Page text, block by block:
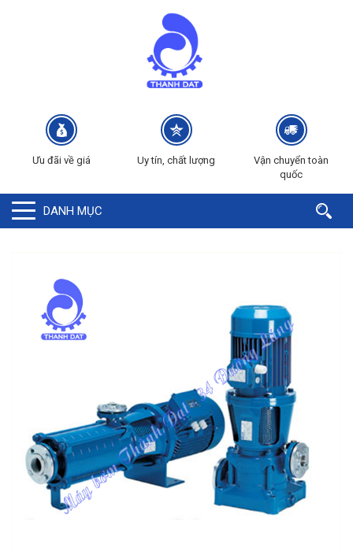
Ưu đãi về giá Uy tín, chất lượng
Vận chuyển toàn
quốc
DANH MỤC